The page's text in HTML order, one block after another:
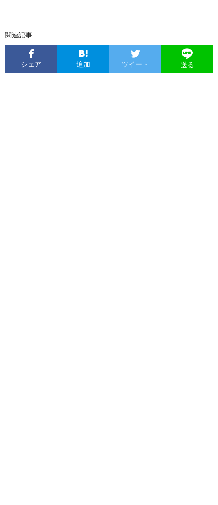
関連記事
シェア 追加 ツイート 送る